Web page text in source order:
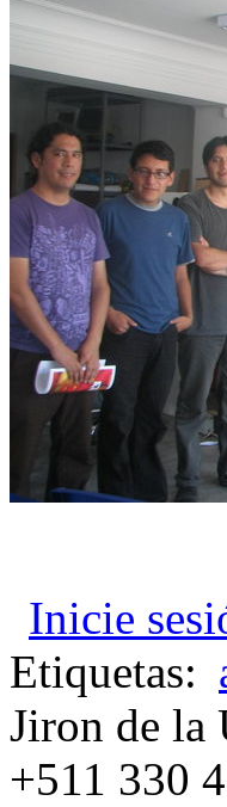
Inicie
Etiquetas:
Jiron de la
+511 330